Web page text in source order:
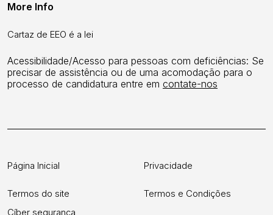
More Info
Cartaz de EEO é a lei
Acessibilidade/Acesso para pessoas com deficiências: Se
precisar de assistência ou de uma acomodação para o
processo de candidatura entre em contate-nos
Página Inicial
Termos do site
Privacidade
Termos e Condições
Cíber segurança